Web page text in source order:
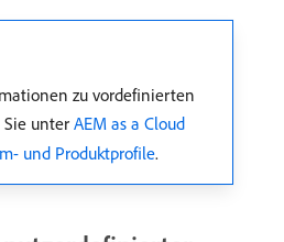
zu vordefinierten
unter AEM as a Cloud
und Produktprofile.